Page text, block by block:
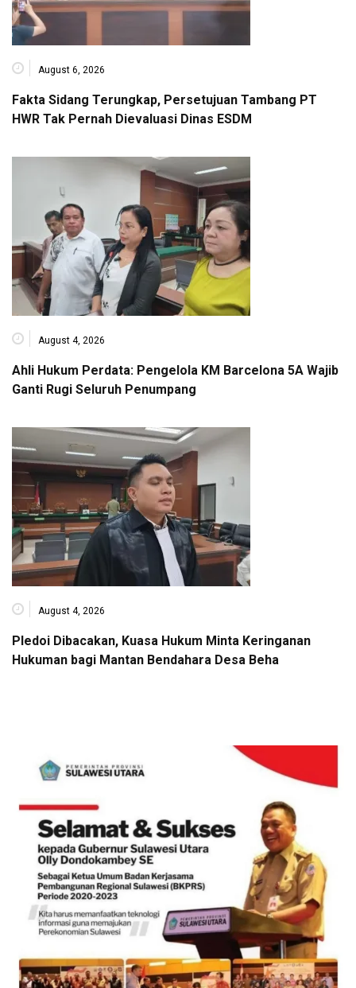
August 6, 2026
Fakta Sidang Terungkap, Persetujuan Tambang PT
HWR Tak Pernah Dievaluasi Dinas ESDM
August 4, 2026
Ahli Hukum Perdata: Pengelola KM Barcelona 5A Wajib
Ganti Rugi Seluruh Penumpang
August 4, 2026
Pledoi Dibacakan, Kuasa Hukum Minta Keringanan
Hukuman bagi Mantan Bendahara Desa Beha